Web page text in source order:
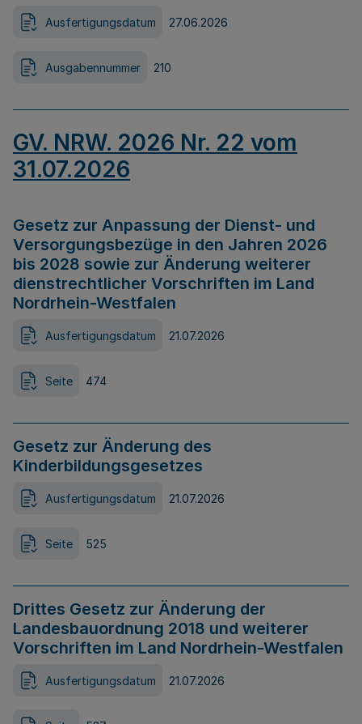
Ausfertigungsdatum 27.06.2026
Ausgabennummer 210
GV. NRW. 2026 Nr. 22 vom
31.07.2026
Gesetz zur Anpassung der Dienst- und
Versorgungsbezüge in den Jahren 2026
bis 2028 sowie zur Änderung weiterer
dienstrechtlicher Vorschriften im Land
Nordrhein-Westfalen
Ausfertigungsdatum 21.07.2026
Seite 474
Gesetz zur Änderung des
Kinderbildungsgesetzes
Ausfertigungsdatum 21.07.2026
Seite 525
Drittes Gesetz zur Änderung der
Landesbauordnung 2018 und weiterer
Vorschriften im Land Nordrhein-Westfalen
Ausfertigungsdatum 21.07.2026